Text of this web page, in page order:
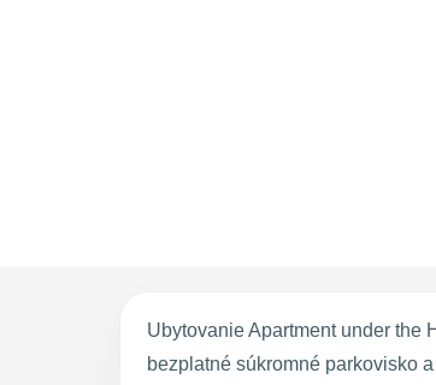
Ubytovanie Apartment under the
bezplatné súkromné parkovisko